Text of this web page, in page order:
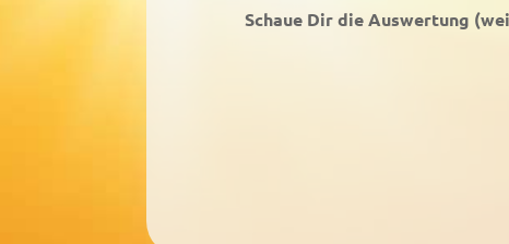
Schaue Dir die Auswertung